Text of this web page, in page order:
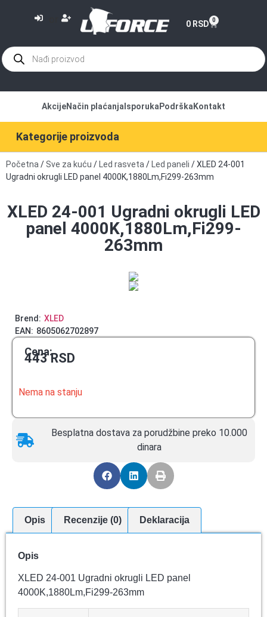
0 RSD 0
Kategorije proizvoda
AkcijeNačin plaćanja Isporuka Podrška Kontakt
Početna / Sve za kuću / Led rasveta / Led paneli / XLED 24-001
Ugradni okrugli LED panel 4000K,1880Lm,Fi299-263mm
XLED 24-001 Ugradni okrugli LED
panel 4000K,1880Lm,Fi299-
263mm
Brend: XLED
EAN: 8605062702897
Cena:
443RSD
Nema na stanju
Besplatna dostava za porudžbine preko 10.000
dinara
Opis Recenzije (0) Deklaracija
Opis
XLED 24-001 Ugradni okrugli LED panel
4000K,1880Lm,Fi299-263mm